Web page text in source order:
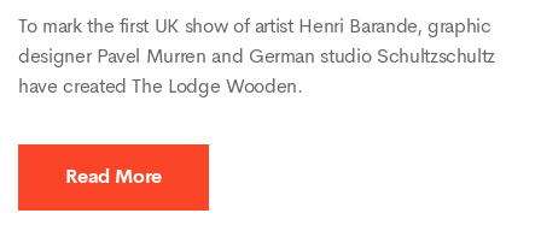
To mark the first UK show of artist Henri Barande, graphic
designer Pavel Murren and German studio Schultzschultz
have created The Lodge Wooden.
Read More